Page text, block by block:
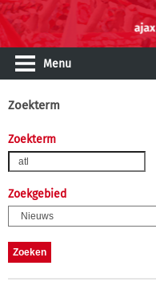
Menu
Zoekterm
Zoekterm
Zoekgebied